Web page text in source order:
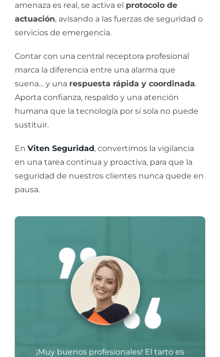
amenaza es real, se activa el protocolo de
actuación, avisando a las fuerzas de seguridad o
servicios de emergencia.
Contar con una central receptora profesional
marca la diferencia entre una alarma que
suena… y una respuesta rápida y coordinada.
Aporta confianza, respaldo y una atención
humana que la tecnología por sí sola no puede
sustituir.
En Viten Seguridad, convertimos la vigilancia
en una tarea continua y proactiva, para que la
seguridad de nuestros clientes nunca quede en
pausa.
¡Muy buenos profesionales! El tarto es